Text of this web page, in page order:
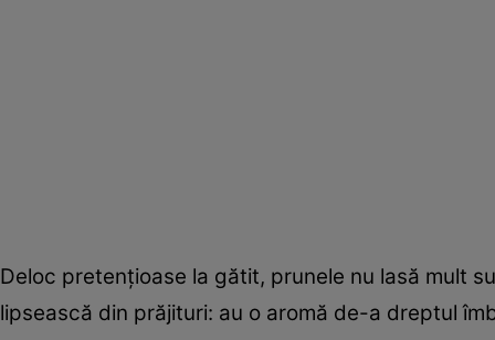
Deloc pretenţioase la gătit, prunele nu lasă mult
lipsească din prăjituri: au o aromă de-a dreptul